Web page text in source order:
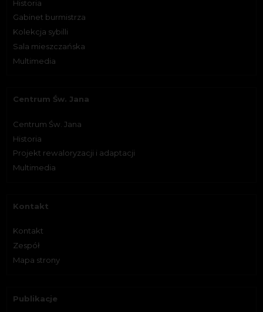
Historia
Gabinet burmistrza
Kolekcja sybilli
Sala mieszczańska
Multimedia
Centrum Św. Jana
Centrum Św. Jana
Historia
Projekt rewaloryzacji i adaptacji
Multimedia
Kontakt
Kontakt
Zespół
Mapa strony
Publikacje